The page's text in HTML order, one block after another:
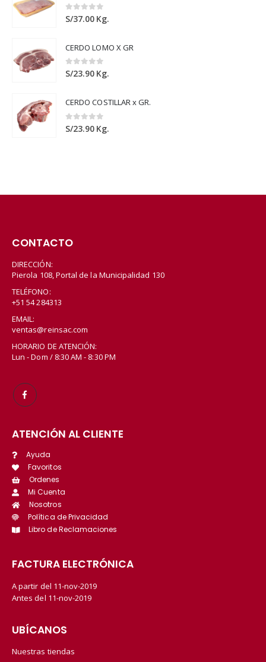
0out of 5
S/37.00 Kg.
CERDO LOMO X GR
0out of 5
S/23.90 Kg.
CERDO COSTILLAR x GR.
0out of 5
S/23.90 Kg.
CONTACTO
DIRECCIÓN:
Pierola 108, Portal de la Municipalidad 130
TELÉFONO:
+51 54 284313
EMAIL:
ventas@reinsac.com
HORARIO DE ATENCIÓN:
Lun - Dom / 8:30 AM - 8:30 PM
ATENCIÓN AL CLIENTE
Ayuda
Favoritos
Ordenes
Mi Cuenta
Nosotros
Política de Privacidad
Libro de Reclamaciones
FACTURA ELECTRÓNICA
A partir del 11-nov-2019
Antes del 11-nov-2019
UBÍCANOS
Nuestras tiendas